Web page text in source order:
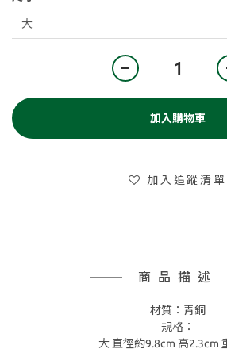
加入購物車
加入追蹤清單
商品描述
材質：青銅
規格：
大 直徑約9.8cm 高2.3cm